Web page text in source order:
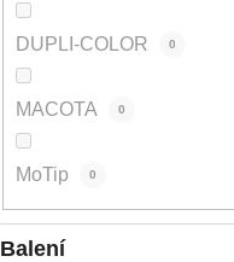
DUPLI-COLOR 0
MACOTA 0
MoTip 0
Balení